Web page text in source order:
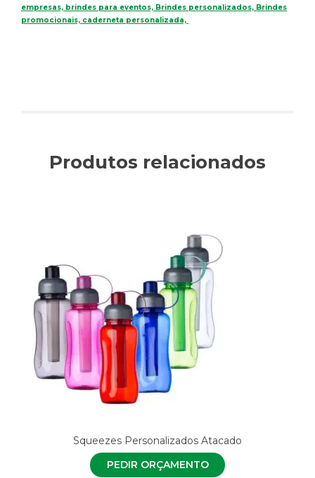
empresas, brindes para eventos, Brindes personalizados, Brindes
promocionais, caderneta personalizada,
Produtos relacionados
Squeezes Personalizados Atacado
PEDIR ORÇAMENTO